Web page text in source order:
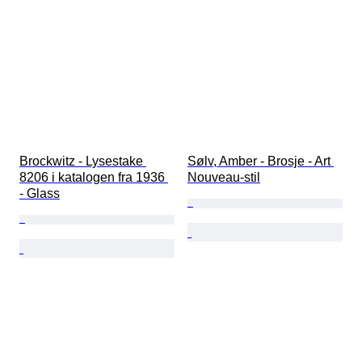
Brockwitz - Lysestake
8206 i katalogen fra 1936
- Glass
Sølv, Amber - Brosje - Art
Nouveau-stil